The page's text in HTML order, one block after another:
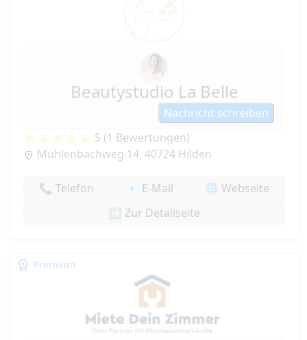
Beautystudio La Belle
Nachricht schreiben
5 (1 Bewertungen)
Mühlenbachweg 14, 40724 Hilden
📞 Telefon 📧 E-Mail
🌐 Webseite
➡️ Zur Detailseite
Premium